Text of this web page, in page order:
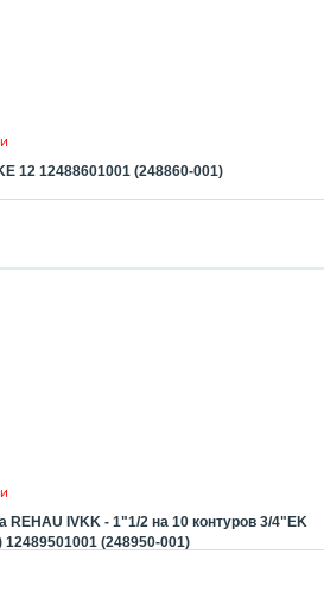
12 12488601001 (248860-001)
REHAU IVKK - 1"1/2 на 10 контуров 3/4"EK
(248950-001)